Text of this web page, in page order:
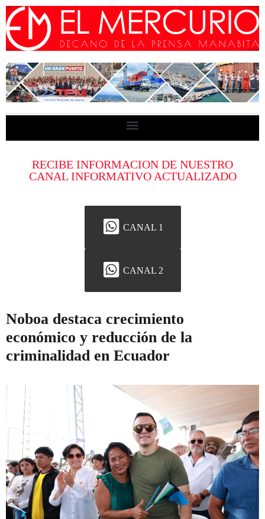
RECIBE INFORMACION DE NUESTRO
CANAL INFORMATIVO ACTUALIZADO
CANAL 1
CANAL 2
Noboa destaca crecimiento
económico y reducción de la
criminalidad en Ecuador